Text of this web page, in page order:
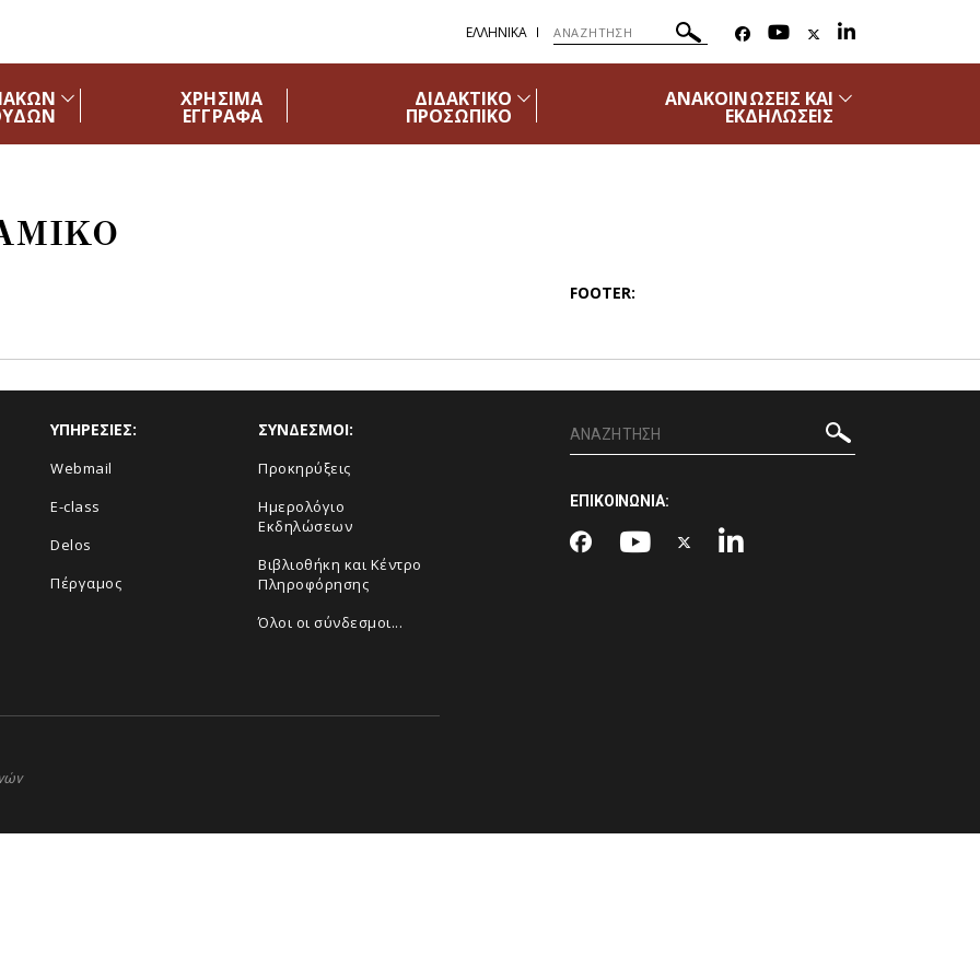
ΕΛΛΗΝΙΚΑ
ΧΡΗΣΙΜΑ
ΕΓΓΡΑΦΑ
ΔΙΔΑΚΤΙΚΟ
ΠΡΟΣΩΠΙΚΟ
ΑΝΑΚΟΙΝΩΣΕΙΣ ΚΑΙ
ΕΚΔΗΛΩΣΕΙΣ
FOOTER:
ΥΠΗΡΕΣΙΕΣ:
Webmail
E-class
Delos
Πέργαμος
ΣΥΝΔΕΣΜΟΙ:
Προκηρύξεις
Ημερολόγιο
Εκδηλώσεων
Βιβλιοθήκη και Κέντρο
Πληροφόρησης
Όλοι οι σύνδεσμοι...
ΕΠΙΚΟΙΝΩΝΙΑ: